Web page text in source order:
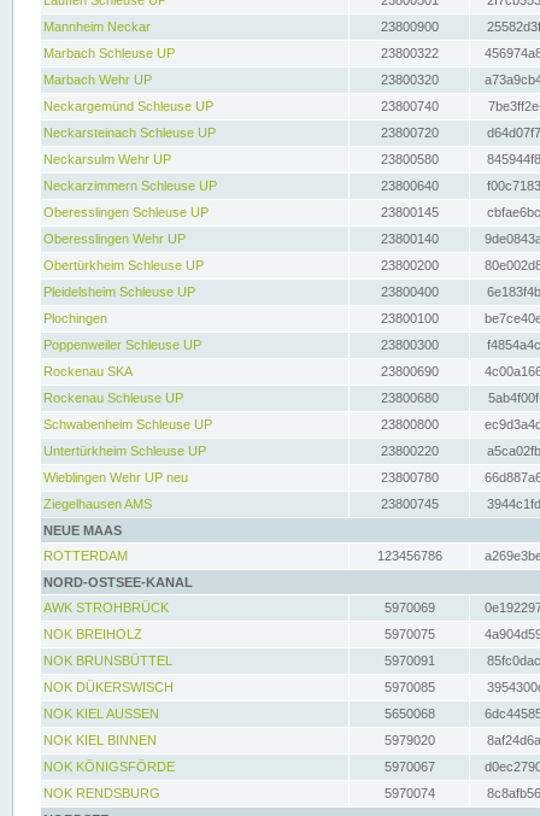
Mannheim Neckar
23800900
Marbach Schleuse UP
23800322
Marbach Wehr UP
23800320
Neckargemünd Schleuse UP
23800740
Neckarsteinach Schleuse UP
23800720
Neckarsulm Wehr UP
23800580
Neckarzimmern Schleuse UP
23800640
Oberesslingen Schleuse UP
23800145
Oberesslingen Wehr UP
23800140
Obertürkheim Schleuse UP
23800200
Pleidelsheim Schleuse UP
23800400
Plochingen
23800100
Poppenweiler Schleuse UP
23800300
Rockenau SKA
23800690
Rockenau Schleuse UP
23800680
Schwabenheim Schleuse UP
23800800
Untertürkheim Schleuse UP
23800220
Wieblingen Wehr UP neu
23800780
Ziegelhausen AMS
23800745
NEUE MAAS
ROTTERDAM
123456786
NORD-OSTSEE-KANAL
AWK STROHBRÜCK
5970069
NOK BREIHOLZ
5970075
NOK BRUNSBÜTTEL
5970091
NOK DÜKERSWISCH
5970085
NOK KIEL AUSSEN
5650068
NOK KIEL BINNEN
5979020
NOK KÖNIGSFÖRDE
5970067
NOK RENDSBURG
5970074